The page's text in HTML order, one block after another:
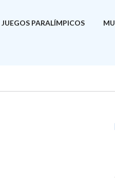
JUEGOS PARALÍMPICOS